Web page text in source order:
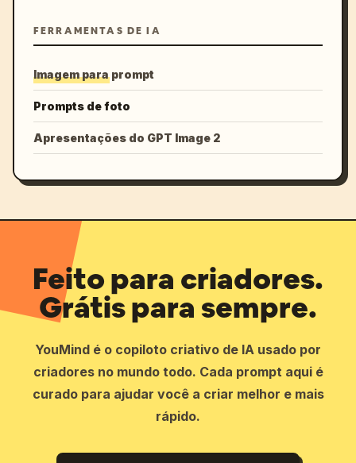
FERRAMENTAS DE IA
Imagem para prompt
Prompts de foto
Apresentações do GPT Image 2
Feito para criadores.
Grátis para sempre.
YouMind é o copiloto criativo de IA usado por
criadores no mundo todo. Cada prompt aqui é
curado para ajudar você a criar melhor e mais
rápido.